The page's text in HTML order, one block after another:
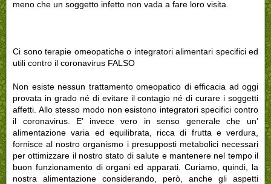
meno che un soggetto infetto non vada a fare loro visita.
Ci sono terapie omeopatiche o integratori alimentari specifici ed
utili contro il coronavirus FALSO
Non esiste nessun trattamento omeopatico di efficacia ad oggi
provata in grado né di evitare il contagio né di curare i soggetti
affetti. Allo stesso modo non esistono integratori specifici contro
il coronavirus. E’ invece vero in senso generale che un’
alimentazione varia ed equilibrata, ricca di frutta e verdura,
fornisce al nostro organismo i presupposti metabolici necessari
per ottimizzare il nostro stato di salute e mantenere nel tempo il
buon funzionamento di organi ed apparati. Curiamo, quindi, la
nostra alimentazione considerando, però, anche gli aspetti